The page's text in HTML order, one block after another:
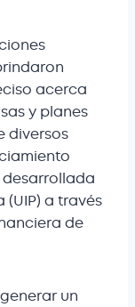
acerca
y planes
diversos
desarrollada
a través
de
un